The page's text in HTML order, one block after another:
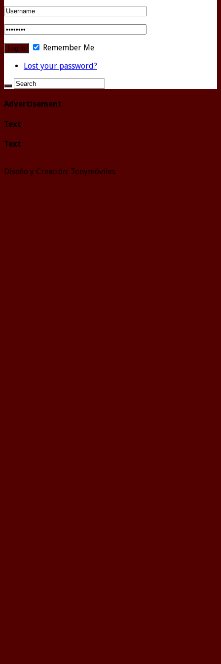
Remember Me
Lost your password?
Advertisement
Text
Text
Diseño y Creación: Tonymóviles